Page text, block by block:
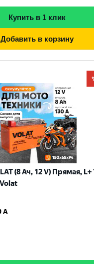
Купить в 1 клик
Добавить в корзину
(8 Ач, 12 V) Прямая, L+
A